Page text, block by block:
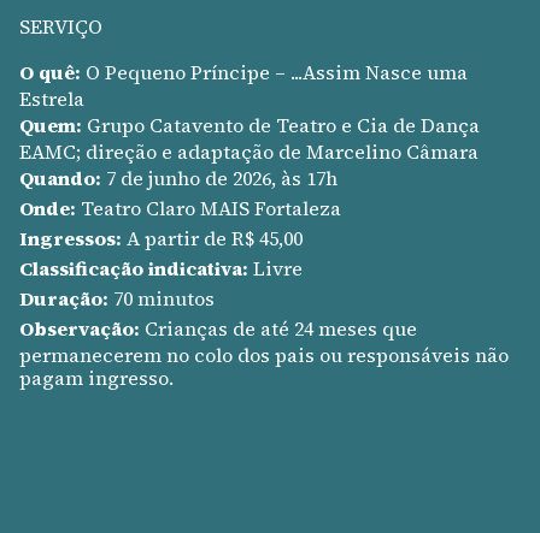
SERVIÇO
O quê: O Pequeno Príncipe – ...Assim Nasce uma
Estrela
Quem: Grupo Catavento de Teatro e Cia de Dança
EAMC; direção e adaptação de Marcelino Câmara
Quando: 7 de junho de 2026, às 17h
Onde: Teatro Claro MAIS Fortaleza
Ingressos: A partir de R$ 45,00
Classificação indicativa: Livre
Duração: 70 minutos
Observação: Crianças de até 24 meses que
permanecerem no colo dos pais ou responsáveis não
pagam ingresso.